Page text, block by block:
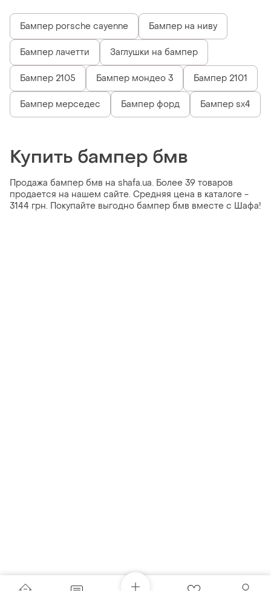
Бампер porsche cayenne Бампер на ниву
Бампер лачетти Заглушки на бампер
Бампер 2105 Бампер мондео 3 Бампер 2101
Бампер мерседес Бампер форд Бампер sx4
Купить бампер бмв
Продажа бампер бмв на shafa.ua. Более 39 товаров
продается на нашем сайте. Средняя цена в каталоге -
3144 грн. Покупайте выгодно бампер бмв вместе с Шафа!